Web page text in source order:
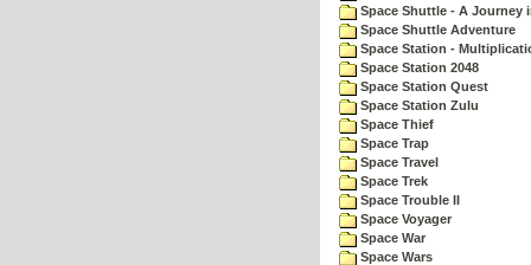
Space Shuttle - A Journey
Space Shuttle Adventure
Space Station -
Space Station 2048
Space Station Quest
Space Station Zulu
Space Thief
Space Trap
Space Travel
Space Trek
Space Trouble II
Space Voyager
Space War
Space Wars